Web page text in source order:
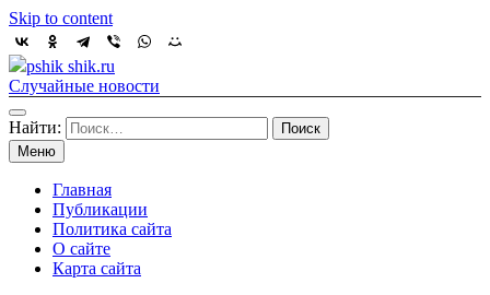
Skip to content
pshik shik.ru
Случайные новости
Найти:
Меню
Главная
Публикации
Политика сайта
О сайте
Карта сайта